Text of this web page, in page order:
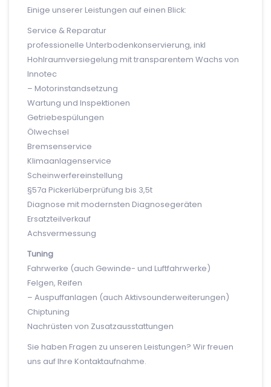
Einige unserer Leistungen auf einen Blick:
Service & Reparatur
professionelle Unterbodenkonservierung, inkl
Hohlraumversiegelung mit transparentem Wachs von
Innotec
– Motorinstandsetzung
Wartung und Inspektionen
Getriebespülungen
Ölwechsel
Bremsenservice
Klimaanlagenservice
Scheinwerfereinstellung
§57a Pickerlüberprüfung bis 3,5t
Diagnose mit modernsten Diagnosegeräten
Ersatzteilverkauf
Achsvermessung
Tuning
Fahrwerke (auch Gewinde- und Luftfahrwerke)
Felgen, Reifen
– Auspuffanlagen (auch Aktivsounderweiterungen)
Chiptuning
Nachrüsten von Zusatzausstattungen
Sie haben Fragen zu unseren Leistungen? Wir freuen
uns auf Ihre Kontaktaufnahme.